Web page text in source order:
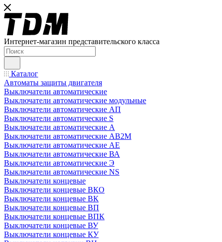
Интернет-магазин представительского класса
Каталог
Автоматы защиты двигателя
Выключатели автоматические
Выключатели автоматические модульные
Выключатели автоматические АП
Выключатели автоматические S
Выключатели автоматические А
Выключатели автоматические АВ2М
Выключатели автоматические АЕ
Выключатели автоматические ВА
Выключатели автоматические Э
Выключатели автоматические NS
Выключатели концевые
Выключатели концевые ВКО
Выключатели концевые ВК
Выключатели концевые ВП
Выключатели концевые ВПК
Выключатели концевые ВУ
Выключатели концевые КУ